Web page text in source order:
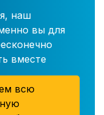
наш
вы для
вместе
всю